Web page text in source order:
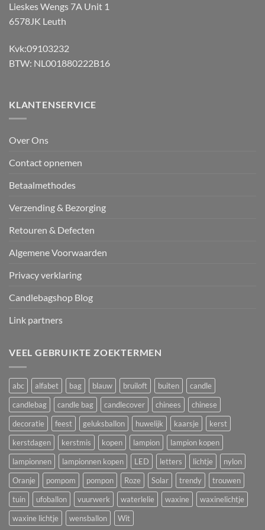
Lieskes Wengs 7A Unit 1
6578JK Leuth
Kvk:09103232
BTW: NL001880222B16
KLANTENSERVICE
Over Ons
Contact opnemen
Betaalmethodes
Verzending & Bezorging
Retouren & Defecten
Algemene Voorwaarden
Privacy verklaring
Candlebagshop Blog
Link partners
VEEL GEBRUIKTE ZOEKTERMEN
abc alfabet bag blauw bruiloft buiten
candle
candlebag
candle bag candlecover chinees
chinese
decoratie
feest geluksballon huwelijk kaarsje
kerst
kerstdagen
kerstmis kopen lampion
lampion kopen
lampionnen
lampionnen kopen LED letters lichtje
nylon
Oranje
pompom pompon Roze Solar trendy
trouwen
tuin
ufoballon vuurwerk waterlelie waxine
waxinelichtje
waxine lichtje
wensballon Wit